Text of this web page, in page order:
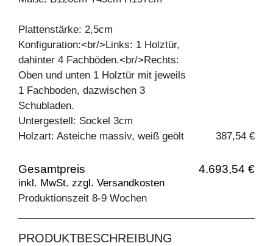
Plattenstärke: 2,5cm
Konfiguration:<br/>Links: 1 Holztür,
dahinter 4 Fachböden.<br/>Rechts:
Oben und unten 1 Holztür mit jeweils
1 Fachboden, dazwischen 3
Schubladen.
Untergestell: Sockel 3cm
Holzart: Asteiche massiv, weiß geölt
387,54 €
Gesamtpreis 4.693,54 €
inkl. MwSt. zzgl. Versandkosten
Produktionszeit 8-9 Wochen
PRODUKTBESCHREIBUNG